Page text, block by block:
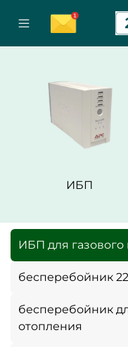
ИБП
ИБП для газового
бесперебойник
бесперебойник
отопления